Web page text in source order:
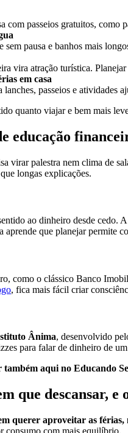
com passeios gratuitos, como
pausa e banhos mais
vira atração turística.
em casa
passeios e atividades
quanto viajar e bem mais
educação
virar palestra nem clima de
longas explicações.
ao dinheiro desde cedo. A
aprende que planejar permite
como o clássico Banco
, fica mais fácil criar
Ânima, desenvolvido
para falar de dinheiro de
aqui no Educando
que descansar, e
querer aproveitar as
consumo com mais equilíbrio.